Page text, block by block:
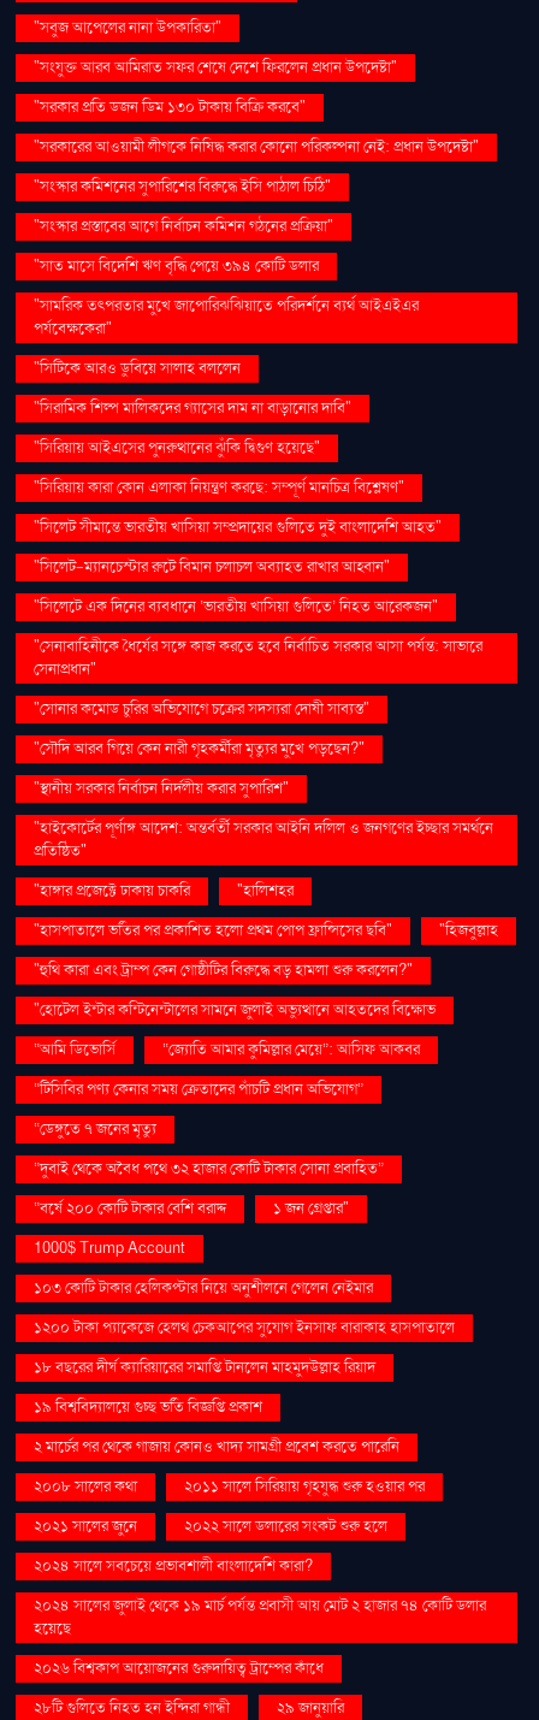
"সবুজ আপেলের নানা উপকারিতা"
"সংযুক্ত আরব আমিরাত সফর শেষে দেশে ফিরলেন প্রধান উপদেষ্টা"
"সরকার প্রতি ডজন ডিম ১৩০ টাকায় বিক্রি করবে"
"সরকারের আওয়ামী লীগকে নিষিদ্ধ করার কোনো পরিকল্পনা নেই: প্রধান উপদেষ্টা"
"সংস্কার কমিশনের সুপারিশের বিরুদ্ধে ইসি পাঠাল চিঠি"
"সংস্কার প্রস্তাবের আগে নির্বাচন কমিশন গঠনের প্রক্রিয়া"
"সাত মাসে বিদেশি ঋণ বৃদ্ধি পেয়ে ৩৯৪ কোটি ডলার
"সামরিক তৎপরতার মুখে জাপোরিঝঝিয়াতে পরিদর্শনে ব্যর্থ আইএইএর
পর্যবেক্ষকেরা"
"সিটিকে আরও ডুবিয়ে সালাহ বললেন
"সিরামিক শিল্প মালিকদের গ্যাসের দাম না বাড়ানোর দাবি"
"সিরিয়ায় আইএসের পুনরুত্থানের ঝুঁকি দ্বিগুণ হয়েছে"
"সিরিয়ায় কারা কোন এলাকা নিয়ন্ত্রণ করছে: সম্পূর্ণ মানচিত্র বিশ্লেষণ"
"সিলেট সীমান্তে ভারতীয় খাসিয়া সম্প্রদায়ের গুলিতে দুই বাংলাদেশি আহত"
"সিলেট-ম্যানচেস্টার রুটে বিমান চলাচল অব্যাহত রাখার আহ্বান"
"সিলেটে এক দিনের ব্যবধানে ‘ভারতীয় খাসিয়া গু‌লিতে’ নিহত আরেকজন"
"সেনাবাহিনীকে ধৈর্যের সঙ্গে কাজ করতে হবে নির্বাচিত সরকার আসা পর্যন্ত: সাভারে
সেনাপ্রধান"
"সোনার কমোড চুরির অভিযোগে চক্রের সদস্যরা দোষী সাব্যস্ত"
"সৌদি আরব গিয়ে কেন নারী গৃহকর্মীরা মৃত্যুর মুখে পড়ছেন?"
"স্থানীয় সরকার নির্বাচন নির্দলীয় করার সুপারিশ"
"হাইকোর্টের পূর্ণাঙ্গ আদেশ: অন্তর্বর্তী সরকার আইনি দলিল ও জনগণের ইচ্ছার সমর্থনে
প্রতিষ্ঠিত"
"হাঙ্গার প্রজেক্টে ঢাকায় চাকরি
"হালিশহর
"হাসপাতালে ভর্তির পর প্রকাশিত হলো প্রথম পোপ ফ্রান্সিসের ছবি"
"হিজবুল্লাহ
"হুথি কারা এবং ট্রাম্প কেন গোষ্ঠীটির বিরুদ্ধে বড় হামলা শুরু করলেন?"
"হোটেল ইন্টার কন্টিনেন্টালের সামনে জুলাই অভ্যুত্থানে আহতদের বিক্ষোভ
“আমি ডিভোর্সি
“জ্যোতি আমার কুমিল্লার মেয়ে”: আসিফ আকবর
“টিসিবির পণ্য কেনার সময় ক্রেতাদের পাঁচটি প্রধান অভিযোগ”
“ডেঙ্গুতে ৭ জনের মৃত্যু
“দুবাই থেকে অবৈধ পথে ৩২ হাজার কোটি টাকার সোনা প্রবাহিত”
“বর্ষে ২০০ কোটি টাকার বেশি বরাদ্দ
১ জন গ্রেপ্তার"
1000$ Trump Account
১০৩ কোটি টাকার হেলিকপ্টার নিয়ে অনুশীলনে গেলেন নেইমার
১২০০ টাকা প্যাকেজে হেলথ চেকআপের সুযোগ ইনসাফ বারাকাহ হাসপাতালে
১৮ বছরের দীর্ঘ ক্যারিয়ারের সমাপ্তি টানলেন মাহমুদউল্লাহ রিয়াদ
১৯ বিশ্ববিদ্যালয়ে গুচ্ছ ভর্তি বিজ্ঞপ্তি প্রকাশ
২ মার্চের পর থেকে গাজায় কোনও খাদ্য সামগ্রী প্রবেশ করতে পারেনি
২০০৮ সালের কথা
২০১১ সালে সিরিয়ায় গৃহযুদ্ধ শুরু হওয়ার পর
২০২১ সালের জুনে
২০২২ সালে ডলারের সংকট শুরু হলে
২০২৪ সালে সবচেয়ে প্রভাবশালী বাংলাদেশি কারা?
২০২৪ সালের জুলাই থেকে ১৯ মার্চ পর্যন্ত প্রবাসী আয় মোট ২ হাজার ৭৪ কোটি ডলার
হয়েছে
২০২৬ বিশ্বকাপ আয়োজনের গুরুদায়িত্ব ট্রাম্পের কাঁধে
২৮টি গুলিতে নিহত হন ইন্দিরা গান্ধী
২৯ জানুয়ারি